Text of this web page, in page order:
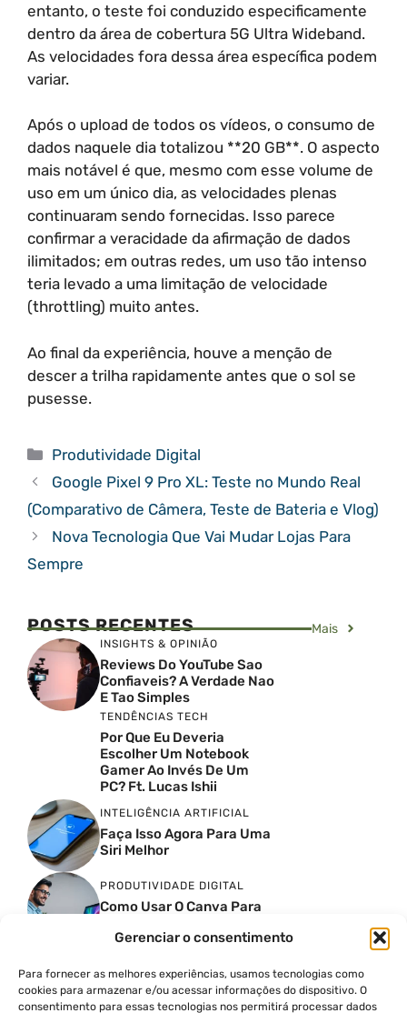
Gerenciar o consentimento
Para fornecer as melhores experiências, usamos tecnologias como
cookies para armazenar e/ou acessar informações do dispositivo. O
consentimento para essas tecnologias nos permitirá processar dados
entanto, o teste foi conduzido especificamente
dentro da área de cobertura 5G Ultra Wideband.
As velocidades fora dessa área específica podem
variar.
Após o upload de todos os vídeos, o consumo de
dados naquele dia totalizou **20 GB**. O aspecto
mais notável é que, mesmo com esse volume de
uso em um único dia, as velocidades plenas
continuaram sendo fornecidas. Isso parece
confirmar a veracidade da afirmação de dados
ilimitados; em outras redes, um uso tão intenso
teria levado a uma limitação de velocidade
(throttling) muito antes.
Ao final da experiência, houve a menção de
descer a trilha rapidamente antes que o sol se
pusesse.
Categorias
Produtividade Digital
Google Pixel 9 Pro XL: Teste no Mundo Real
(Comparativo de Câmera, Teste de Bateria e Vlog)
Nova Tecnologia Que Vai Mudar Lojas Para
Sempre
POSTS RECENTES Mais
INSIGHTS & OPINIÃO
Reviews Do YouTube Sao
Confiaveis? A Verdade Nao
E Tao Simples
TENDÊNCIAS TECH
Por Que Eu Deveria
Escolher Um Notebook
Gamer Ao Invés De Um
PC? Ft. Lucas Ishii
INTELIGÊNCIA ARTIFICIAL
Faça Isso Agora Para Uma
Siri Melhor
PRODUTIVIDADE DIGITAL
Como Usar O Canva Para
Samsung Galaxy Z Fold 8:
Unboxing E Preço No Brasil